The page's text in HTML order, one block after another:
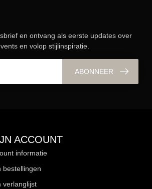
en ontvang als eerste updates over
en volop stijlinspiratie.
ABONNEER
ACCOUNT
informatie
bestellingen
verlanglijst